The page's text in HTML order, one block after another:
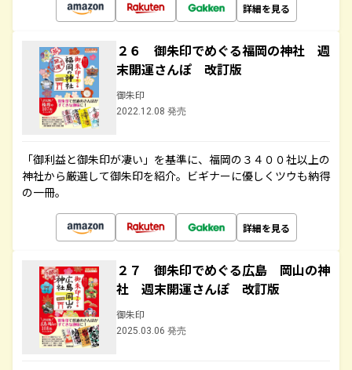
詳細を見る
２６ 御朱印でめぐる福岡の神社 週
末開運さんぽ 改訂版
御朱印
2022.12.08 発売
「御利益と御朱印が凄い」を基準に、福岡の３４００社以上の
神社から厳選して御朱印を紹介。ビギナーに優しくツウも納得
の一冊。
詳細を見る
２７ 御朱印でめぐる広島 岡山の神
社 週末開運さんぽ 改訂版
御朱印
2025.03.06 発売